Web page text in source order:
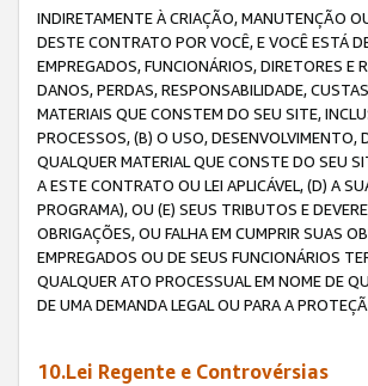
INDIRETAMENTE À CRIAÇÃO, MANUTENÇÃO
DESTE CONTRATO POR VOCÊ, E VOCÊ ESTÁ
EMPREGADOS, FUNCIONÁRIOS, DIRETORES E
DANOS, PERDAS, RESPONSABILIDADE,
MATERIAIS QUE CONSTEM DO SEU SITE,
PROCESSOS, (B) O USO,
QUALQUER MATERIAL QUE CONSTE DO SEU
A ESTE CONTRATO OU LEI APLICÁVEL, (D) A
PROGRAMA), OU (E) SEUS TRIBUTOS E
OBRIGAÇÕES, OU FALHA EM CUMPRIR SUAS
EMPREGADOS OU DE SEUS FUNCIONÁRIOS
QUALQUER ATO PROCESSUAL EM NOME DE
DE UMA DEMANDA LEGAL OU PARA A
10.Lei Regente e Controvérsias